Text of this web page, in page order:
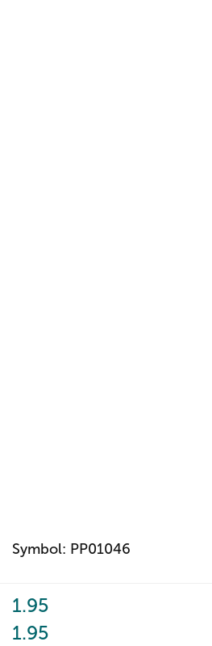
Symbol: PP01046
1.95
1.95